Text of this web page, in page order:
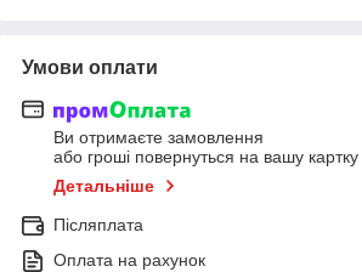
Умови оплати
Ви отримаєте замовлення
або гроші повернуться на вашу картку
Детальніше
Післяплата
Оплата на рахунок